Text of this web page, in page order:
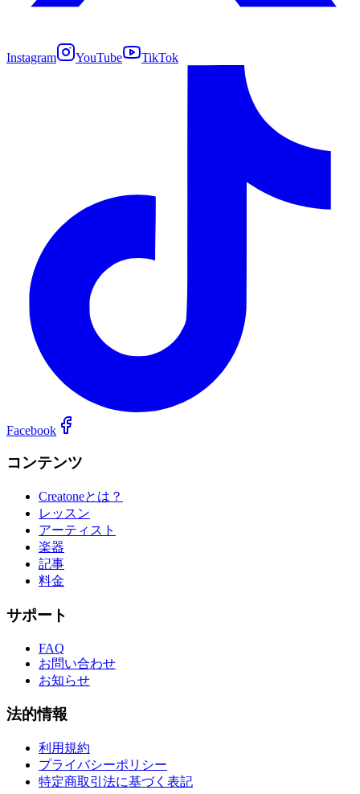
Instagram YouTube TikTok
Facebook
コンテンツ
Creatoneとは？
レッスン
アーティスト
楽器
記事
料金
サポート
FAQ
お問い合わせ
お知らせ
法的情報
利用規約
プライバシーポリシー
特定商取引法に基づく表記